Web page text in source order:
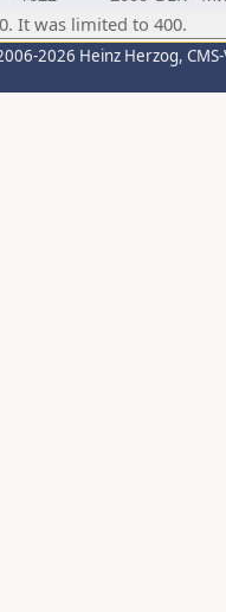
It was limited to 400.
2026 Heinz Herzog,